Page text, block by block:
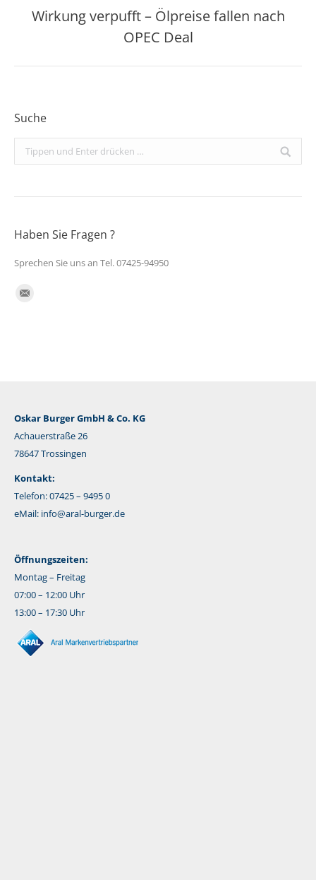
Nächster
Beitrag:
Wirkung verpufft – Ölpreise fallen nach
OPEC Deal
Suche
Search:
Haben Sie Fragen ?
Sprechen Sie uns an Tel. 07425-94950
Finden Sie uns auf:
Oskar Burger GmbH & Co. KG
Achauerstraße 26
78647 Trossingen
Kontakt:
Telefon: 07425 – 9495 0
eMail: info@aral-burger.de
Öffnungszeiten:
Montag – Freitag
07:00 – 12:00 Uhr
13:00 – 17:30 Uhr